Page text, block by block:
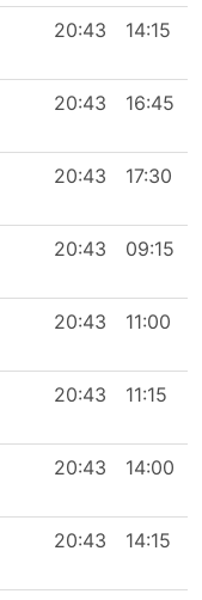
20:43 14:15
20:43 16:45
20:43 17:30
20:43 09:15
20:43 11:00
20:43 11:15
20:43 14:00
20:43 14:15